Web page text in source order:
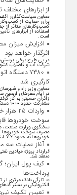
از ابزارهای مختلف
معاون سیاست‌گذاری
برای حمایت از
کسب‌وکار‌های متاثر از
استفاده از ابزار‌های
است.
افزایش میزان
اثرگذار خواهد بود
در پی طرح برخی
شرکت آب و فاضلاب
۷۳۸۰
کارگیری شد
معاون وزیر راه و
زائران حسینی به‌ کار
مشارکت حدود ۱۰۰۰ دستگاه اتوبوس همراه بوده است.
سوخت خودرو‌ها
سخنگوی وزارت صنعت،
مصرف سوخت خودرو‌ها
خودرو‌ها به حدود ۷.۲ لیتر در ۱۰۰ کیلومتر می‌رسد.
آغاز عملیات سه
قرارداد پروژه میادین
منعقد شد.
کیف پول ایران؛
پرداخت‌ها
به تازگی بانک مرکزی از
الکترونیکی بر بستر
تعیین تکلیف